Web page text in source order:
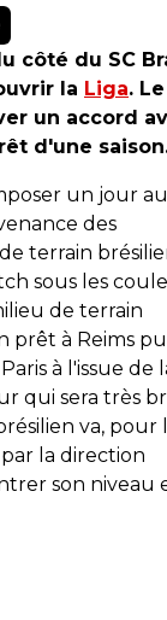
côté du SC
la Liga.
un accord
d'une
un jour au
des
terrain
sous les
de terrain
prêt à Reims
à l'issue de
qui sera très
va, pour
la direction
son niveau